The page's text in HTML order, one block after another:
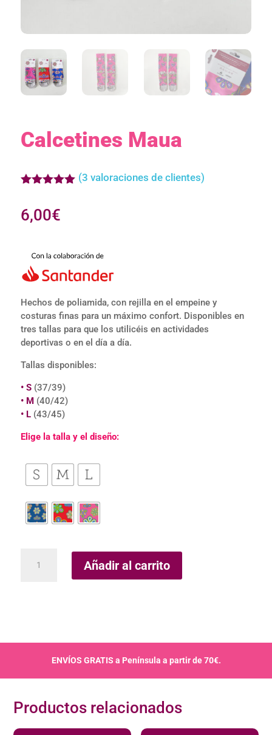
Calcetines Maua
de 5 en
base a
clientes
(3 valoraciones de clientes)
6,00€
Hechos de poliamida, con rejilla en el empeine y
costuras finas para un máximo confort. Disponibles en
tres tallas para que los utilicéis en actividades
deportivas o en el día a día.
Tallas disponibles:
• S (37/39)
• M (40/42)
• L (43/45)
Elige la talla y el diseño:
Añadir al carrito
ENVÍOS GRATIS a Península a partir de 70€.
Productos relacionados